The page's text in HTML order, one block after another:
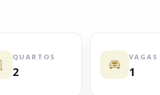
QUARTOS
2
VAGAS
1